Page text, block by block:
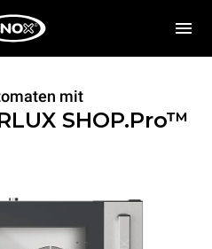
mit
SHOP.Pro™